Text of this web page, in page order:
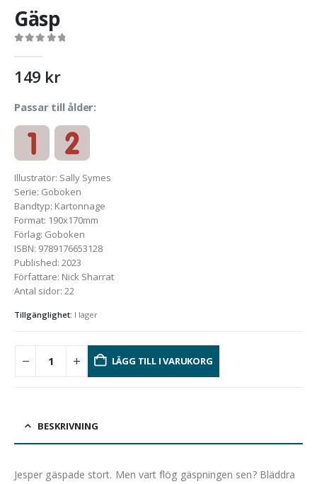
Gäsp
149 kr
Passar till ålder:
Illustratör: Sally Symes
Serie: Goboken
Bandtyp: Kartonnage
Format: 190x170mm
Förlag: Goboken
ISBN: 9789176653128
Published: 2023
Författare: Nick Sharrat
Antal sidor: 22
Tillgänglighet: I lager
LÄGG TILL I VARUKORG
BESKRIVNING
Jesper gäspade stort. Men vart flög gäspningen sen? Bläddra